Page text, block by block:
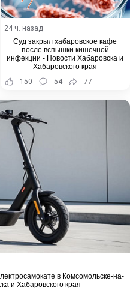
24 ч. назад
Суд закрыл хабаровское кафе
после вспышки кишечной
инфекции - Новости Хабаровска и
Хабаровского края
150
54 77
в Комсомольске-на-
и Хабаровского края